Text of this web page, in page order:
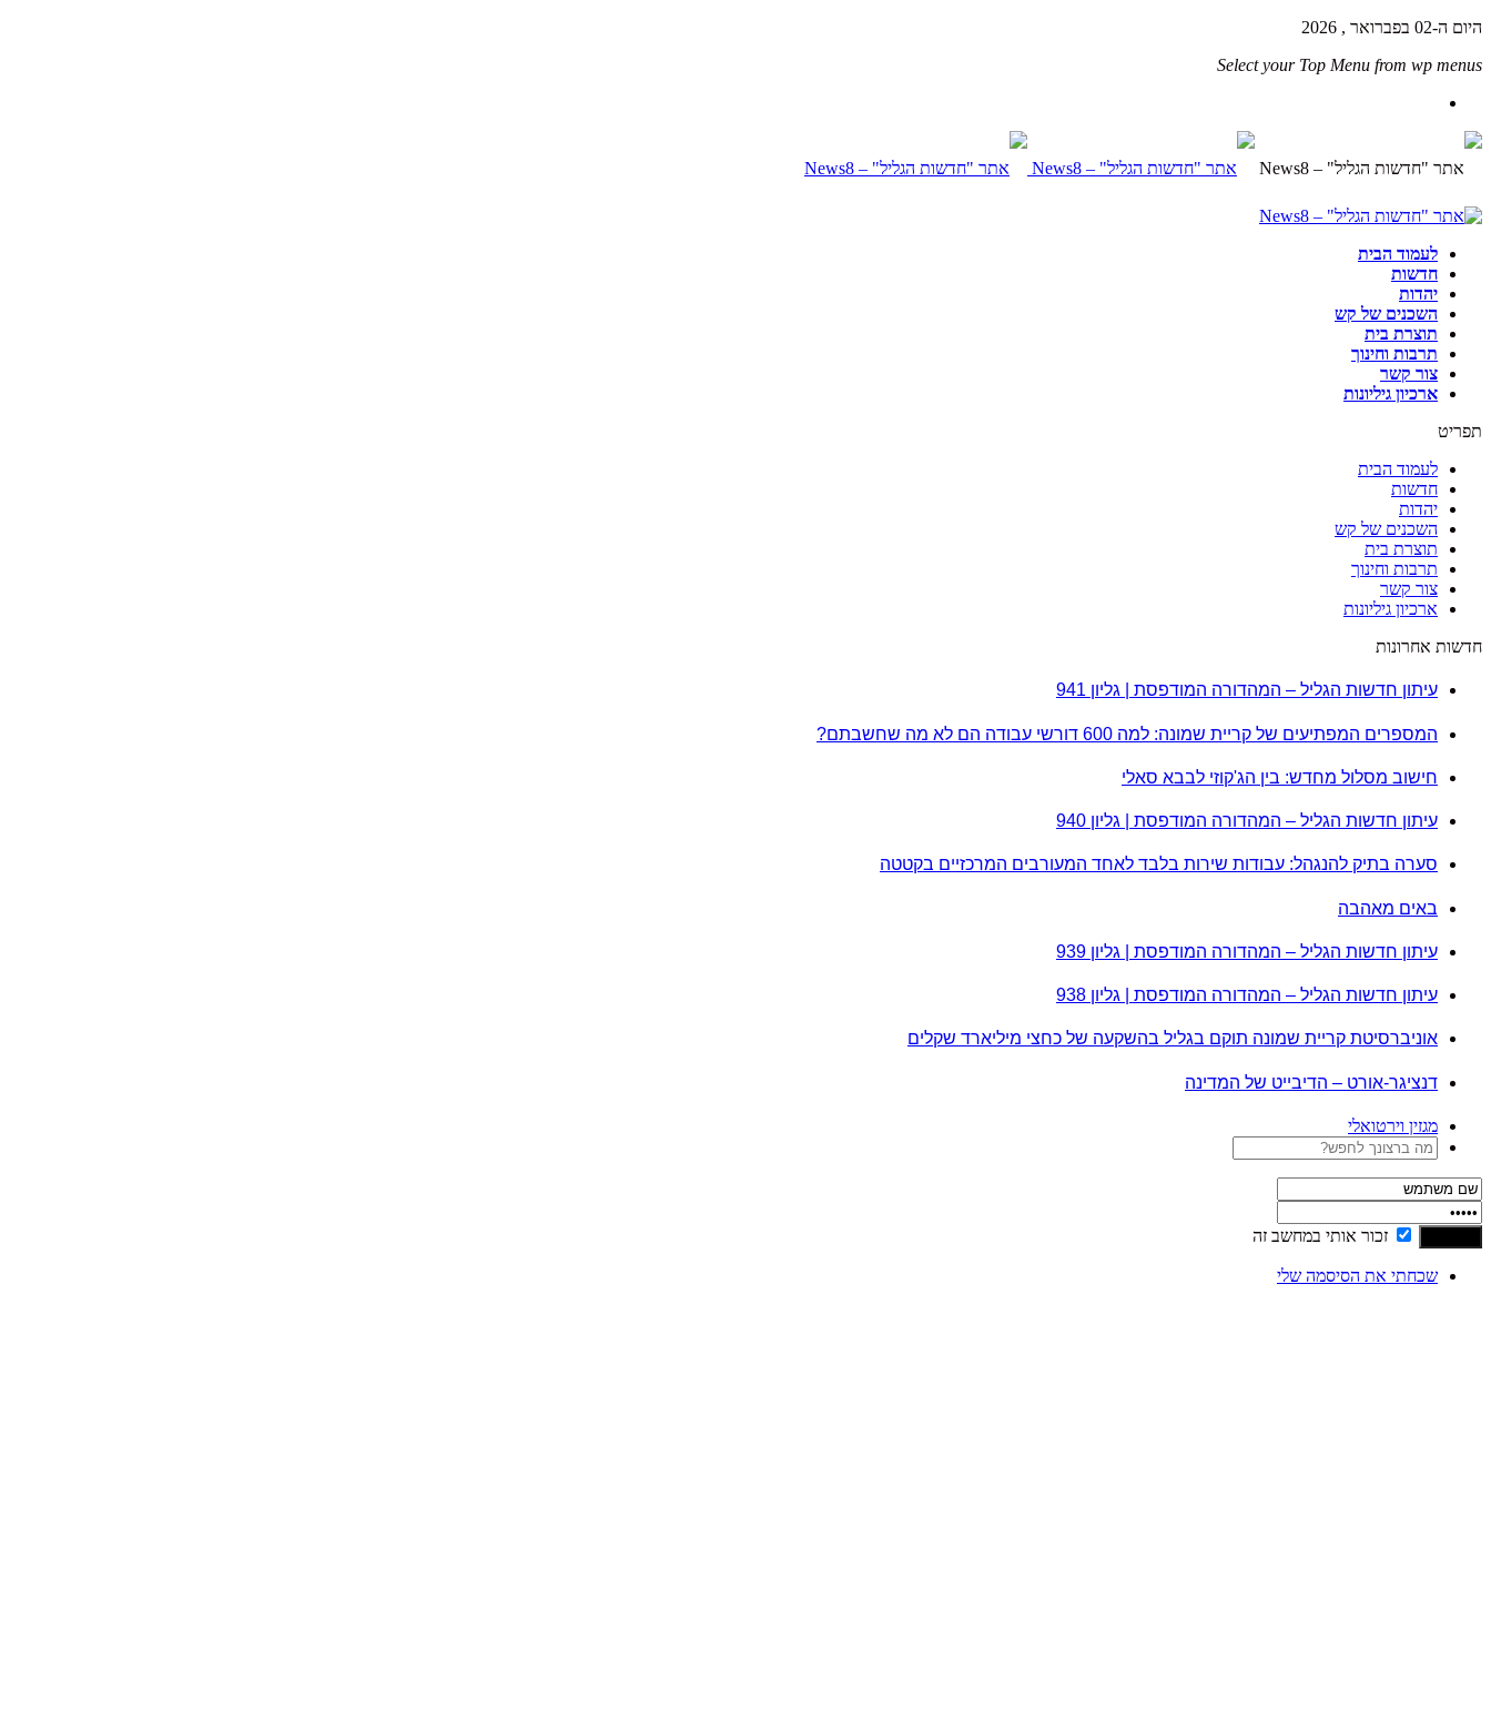
היום ה-02 בפברואר , 2026
Select your Top Menu from wp menus
לעמוד הבית
חדשות
יהדות
השכנים של קש
תוצרת בית
תרבות וחינוך
צור קשר
ארכיון גיליונות
תפריט
לעמוד הבית
חדשות
יהדות
השכנים של קש
תוצרת בית
תרבות וחינוך
צור קשר
ארכיון גיליונות
חדשות אחרונות
עיתון חדשות הגליל – המהדורה המודפסת | גליון 941
המספרים המפתיעים של קריית שמונה: למה 600 דורשי עבודה הם לא מה שחשבתם?
חישוב מסלול מחדש: בין הג'קוזי לבבא סאלי
עיתון חדשות הגליל – המהדורה המודפסת | גליון 940
סערה בתיק להנגהל: עבודות שירות בלבד לאחד המעורבים המרכזיים בקטטה
באים מאהבה
עיתון חדשות הגליל – המהדורה המודפסת | גליון 939
עיתון חדשות הגליל – המהדורה המודפסת | גליון 938
אוניברסיטת קריית שמונה תוקם בגליל בהשקעה של כחצי מיליארד שקלים
דנציגר-אורט – הדיבייט של המדינה
מגזין וירטואלי
זכור אותי במחשב זה
שכחתי את הסיסמה שלי